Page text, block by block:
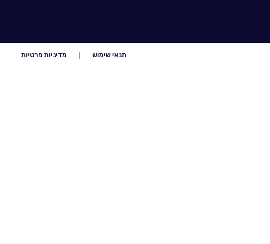
תנאי שימוש מדיניות פרטיות